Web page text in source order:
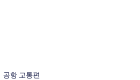
공항 교통편